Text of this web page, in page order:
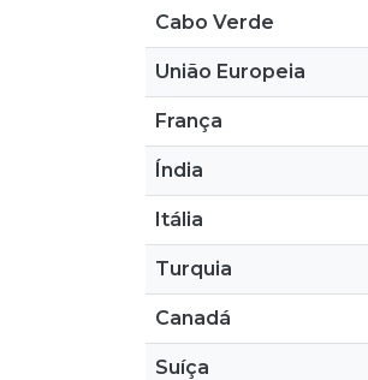
Cabo Verde
União Europeia
França
Índia
Itália
Turquia
Canadá
Suíça